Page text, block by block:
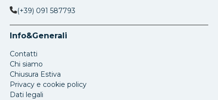
(+39) 091 587793
Info&Generali
Contatti
Chi siamo
Chiusura Estiva
Privacy e cookie policy
Dati legali